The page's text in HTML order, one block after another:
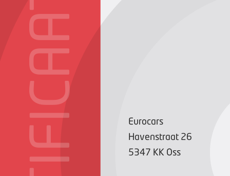
Eurocars
Havenstraat 26
5347 KK Oss